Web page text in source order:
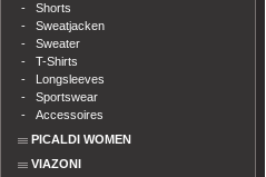
- Shorts
- Sweatjacken
- Sweater
- T-Shirts
- Longsleeves
- Sportswear
- Accessoires
PICALDI WOMEN
VIAZONI